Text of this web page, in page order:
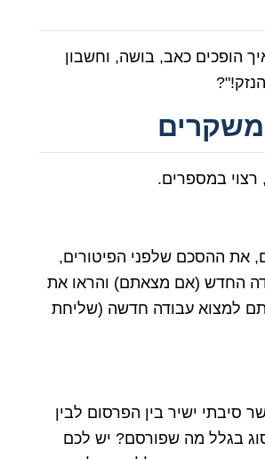
הופכים כאב, בושה, וחשבון
משקרים
רצוי במספרים.
את ההסכם שלפני הפיטורים,
החדש (אם מצאתם) והראו את
למצוא עבודה חדשה (שליחת
סיבתי ישיר בין הפרסום לבין
בגלל מה שפורסם? יש לכם